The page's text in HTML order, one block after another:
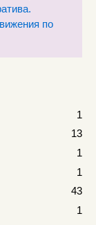
по
1
13
1
1
43
1